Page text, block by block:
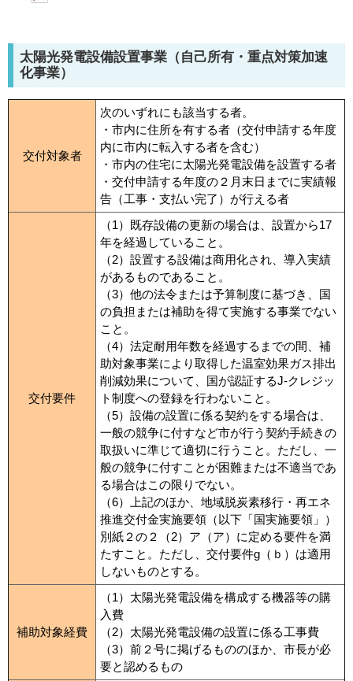
太陽光発電設備設置事業（自己所有・重点対策加速
化事業）
交付対象者
次のいずれにも該当する者。
・市内に住所を有する者（交付申請する年度
内に市内に転入する者を含む）
・市内の住宅に太陽光発電設備を設置する者
・交付申請する年度の２月末日までに実績報
告（工事・支払い完了）が行える者
交付要件
（1）既存設備の更新の場合は、設置から17
年を経過していること。
（2）設置する設備は商用化され、導入実績
があるものであること。
（3）他の法令または予算制度に基づき、国
の負担または補助を得て実施する事業でない
こと。
（4）法定耐用年数を経過するまでの間、補
助対象事業により取得した温室効果ガス排出
削減効果について、国が認証するJ-クレジッ
ト制度への登録を行わないこと。
（5）設備の設置に係る契約をする場合は、
一般の競争に付すなど市が行う契約手続きの
取扱いに準じて適切に行うこと。ただし、一
般の競争に付すことが困難または不適当であ
る場合はこの限りでない。
（6）上記のほか、地域脱炭素移行・再エネ
推進交付金実施要領（以下「国実施要領」）
別紙２の２（2）ア（ア）に定める要件を満
たすこと。ただし、交付要件g（ｂ）は適用
しないものとする。
補助対象経費
（1）太陽光発電設備を構成する機器等の購
入費
（2）太陽光発電設備の設置に係る工事費
（3）前２号に掲げるもののほか、市長が必
要と認めるもの